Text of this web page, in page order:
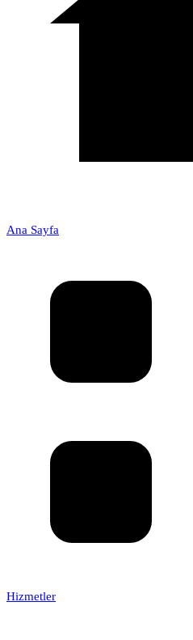
Ana Sayfa
Hizmetler